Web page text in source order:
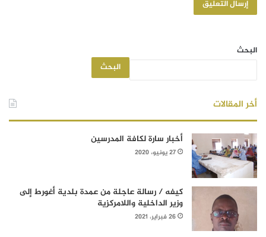
البحث
البحث
أخر المقالات
أخبار سارة لكافة المدرسين
27 يونيو، 2020
كيفه / رسالة عاجلة من عمدة بلدية أغورط إلى
وزير الداخلية واللامركزية
26 فبراير، 2021